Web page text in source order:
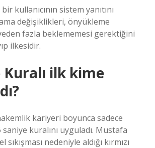
kullanıcının sistem yanıtını
değişiklikleri, önyükleme
fazla beklememesi gerektiğini
ilkesidir.
Kuralı ilk kime
kariyeri boyunca sadece
saniye kuralını uyguladı. Mustafa
nedeniyle aldığı kırmızı